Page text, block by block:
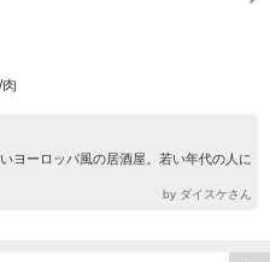
ヨーロッパ風の居酒屋。若い年代の人に
by ダイスケさん